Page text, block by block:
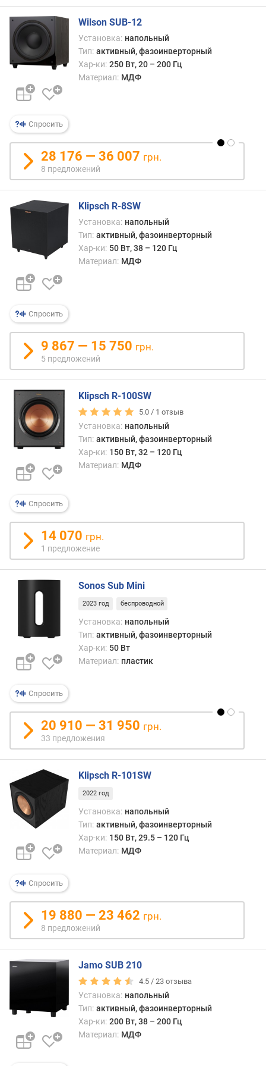
быть
и
м
о
д
о
о
г
х
е
ш
ы
п
о
т
з
ы
в
а
п
о
д
а
е
б
а
в
л
е
н
о
о
л
ч
е
с
т
в
у
п
е
д
л
ж
е
и
о
щ
н
т
(
В
Спросить
Wilson SUB-12
Установка: напольный
Тип: активный, фазоинверторный
Хар-ки: 250 Вт, 20 – 200 Гц
Материал: МДФ
28 176 — 36 007 грн.
8 предложений
Спросить
Klipsch R-8SW
Установка: напольный
Тип: активный, фазоинверторный
Хар-ки: 50 Вт, 38 – 120 Гц
Материал: МДФ
9 867 — 15 750 грн.
5 предложений
Спросить
Klipsch R-100SW
5.0 / 1 отзыв
Установка: напольный
Тип: активный, фазоинверторный
Хар-ки: 150 Вт, 32 – 120 Гц
Материал: МДФ
14 070 грн.
1 предложение
Спросить
Sonos Sub Mini
2023 год беспроводной
Установка: напольный
Тип: активный, фазоинверторный
Хар-ки: 50 Вт
Материал: пластик
20 910 — 31 950 грн.
33 предложения
Спросить
Klipsch R-101SW
2022 год
Установка: напольный
Тип: активный, фазоинверторный
Хар-ки: 150 Вт, 29.5 – 120 Гц
Материал: МДФ
19 880 — 23 462 грн.
8 предложений
Jamo SUB 210
4.5 /23 отзыва
Установка: напольный
Тип: активный, фазоинверторный
Хар-ки: 200 Вт, 38 – 200 Гц
Материал: МДФ